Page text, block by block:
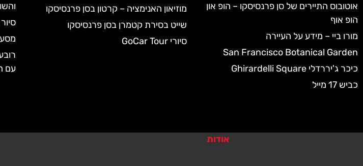
אוטובוס התיירים של סן פרנסיסקו – הופ און
הופ אוף
מורו ביי – מידע על העיירה
San Francisco Botanical Garden
כיכר ג'יררדלי Ghirardelli Square
כביש 17 מייל
מוזיאון האנימציה – קרטון בסן פרנסיסקו
שייט בסירת קטמרן בסן פרנסיסקו
סיורי GoCar Tour
עם
אודות